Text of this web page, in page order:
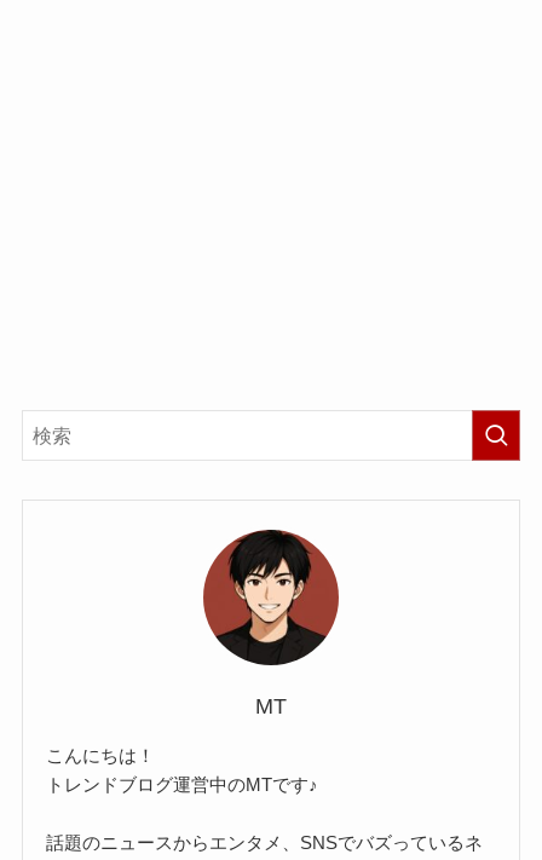
MT
こんにちは！
トレンドブログ運営中のMTです♪
話題のニュースからエンタメ、SNSでバズっているネ